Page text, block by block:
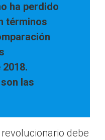
ha perdido
términos
las
debe